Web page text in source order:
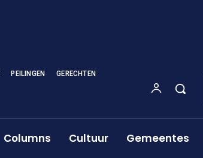
PEILINGEN GERECHTEN
Columns Cultuur Gemeentes